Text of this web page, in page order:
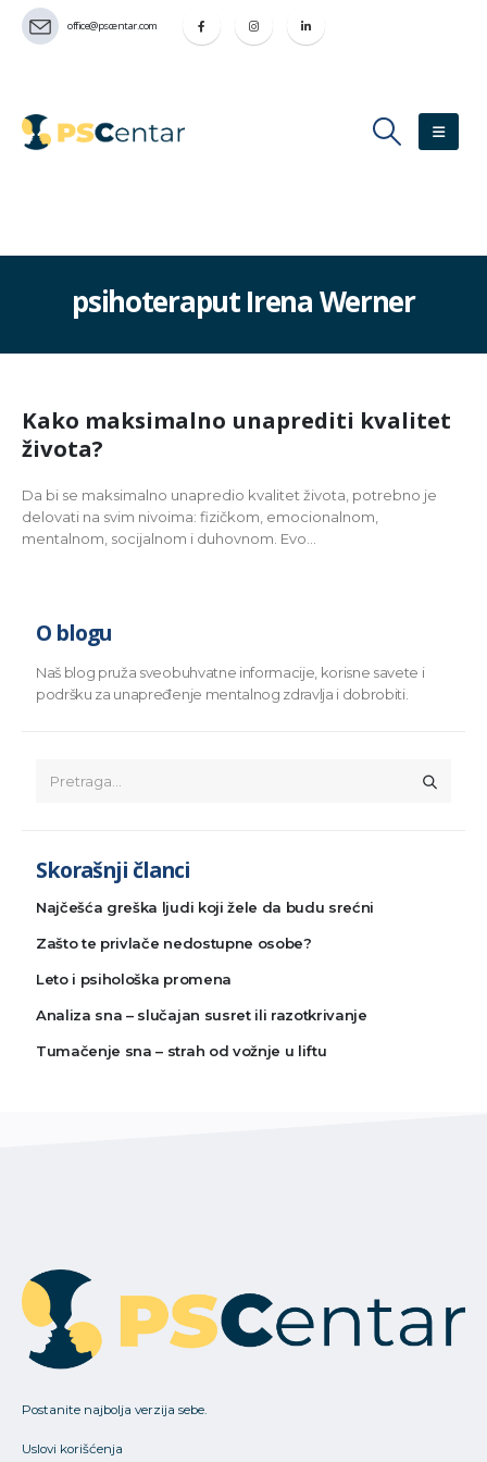
office@pscentar.com
psihoteraput Irena Werner
Kako maksimalno unaprediti kvalitet
života?
Da bi se maksimalno unapredio kvalitet života, potrebno je
delovati na svim nivoima: fizičkom, emocionalnom,
mentalnom, socijalnom i duhovnom. Evo...
O blogu
Naš blog pruža sveobuhvatne informacije, korisne savete i
podršku za unapređenje mentalnog zdravlja i dobrobiti.
Skorašnji članci
Najčešća greška ljudi koji žele da budu srećni
Zašto te privlače nedostupne osobe?
Leto i psihološka promena
Analiza sna – slučajan susret ili razotkrivanje
Tumačenje sna – strah od vožnje u liftu
Postanite najbolja verzija sebe.
Uslovi korišćenja